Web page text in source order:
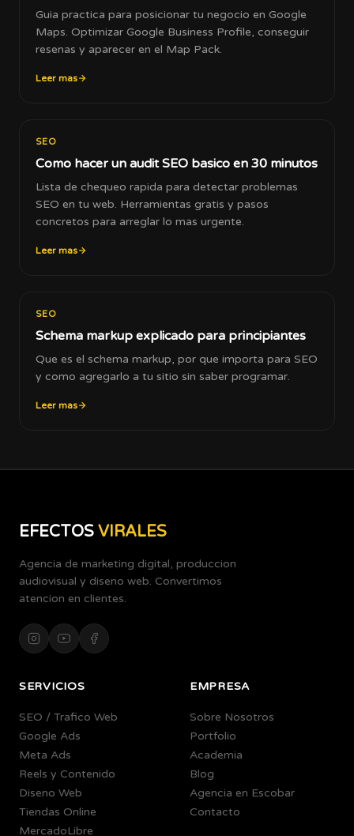
Guia practica para posicionar tu negocio en Google
Maps. Optimizar Google Business Profile, conseguir
resenas y aparecer en el Map Pack.
Leer mas
SEO
Como hacer un audit SEO basico en 30 minutos
Lista de chequeo rapida para detectar problemas
SEO en tu web. Herramientas gratis y pasos
concretos para arreglar lo mas urgente.
Leer mas
SEO
Schema markup explicado para principiantes
Que es el schema markup, por que importa para SEO
y como agregarlo a tu sitio sin saber programar.
Leer mas
EFECTOS VIRALES
Agencia de marketing digital, produccion
audiovisual y diseno web. Convertimos
atencion en clientes.
SERVICIOS
SEO / Trafico Web
Google Ads
Meta Ads
Reels y Contenido
Diseno Web
Tiendas Online
MercadoLibre
EMPRESA
Sobre Nosotros
Portfolio
Academia
Blog
Agencia en Escobar
Contacto